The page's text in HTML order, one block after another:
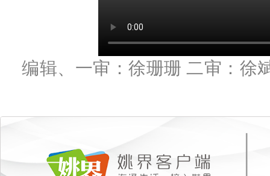
编辑、一审：徐珊珊 二审：徐